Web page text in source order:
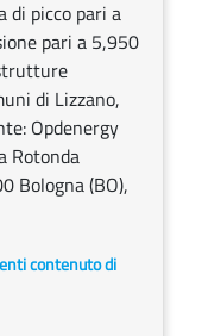
di picco pari a
pari a 5,950
di Lizzano,
Opdenergy
Rotonda
Bologna (BO),
contenuto di